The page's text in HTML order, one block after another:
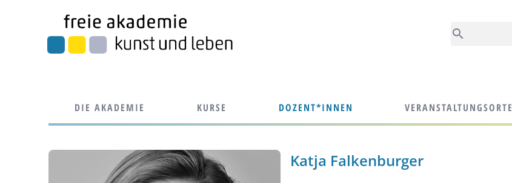

DIE AKADEMIE KURSE DOZENT*INNEN VERANSTALTUNGSORTE
Katja Falkenburger